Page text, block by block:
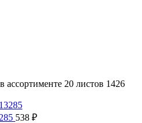
ассортименте 20 листов 1426
538 ₽